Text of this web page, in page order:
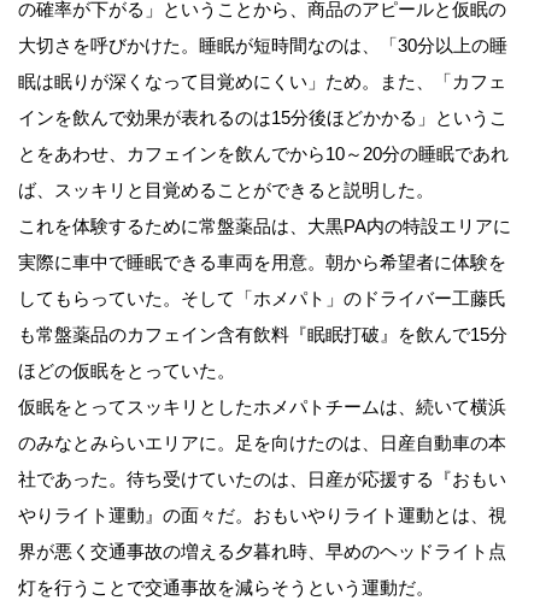
の確率が下がる」ということから、商品のアピールと仮眠の
大切さを呼びかけた。睡眠が短時間なのは、「30分以上の睡
眠は眠りが深くなって目覚めにくい」ため。また、「カフェ
インを飲んで効果が表れるのは15分後ほどかかる」というこ
とをあわせ、カフェインを飲んでから10～20分の睡眠であれ
ば、スッキリと目覚めることができると説明した。
これを体験するために常盤薬品は、大黒PA内の特設エリアに
実際に車中で睡眠できる車両を用意。朝から希望者に体験を
してもらっていた。そして「ホメパト」のドライバー工藤氏
も常盤薬品のカフェイン含有飲料『眠眠打破』を飲んで15分
ほどの仮眠をとっていた。
仮眠をとってスッキリとしたホメパトチームは、続いて横浜
のみなとみらいエリアに。足を向けたのは、日産自動車の本
社であった。待ち受けていたのは、日産が応援する『おもい
やりライト運動』の面々だ。おもいやりライト運動とは、視
界が悪く交通事故の増える夕暮れ時、早めのヘッドライト点
灯を行うことで交通事故を減らそうという運動だ。